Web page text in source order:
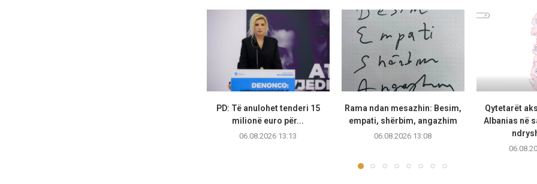
PD: Të anulohet tenderi 15
milionë euro për...
06.08.2026 13:13
Rama ndan mesazhin: Besim,
empati, shërbim, angazhim
06.08.2026 13:08
Qytetarët
Albanias në